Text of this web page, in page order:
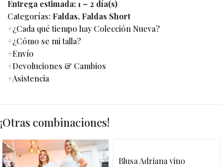
Entrega estimada:1 – 2 día(s)
Categorías: Faldas, Faldas Short
¿Cada qué tiempo hay Colección Nueva?
¿Cómo se mi talla?
Envío
Devoluciones & Cambios
Asistencia
¡Otras combinaciones!
Blusa Adriana vino